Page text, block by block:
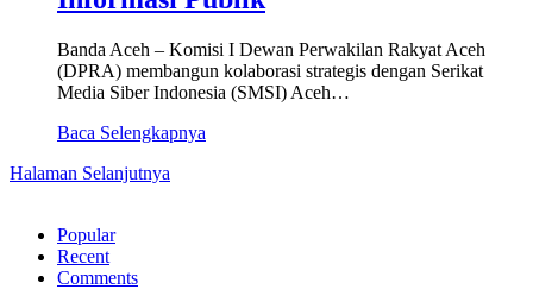
Banda Aceh – Komisi I Dewan Perwakilan Rakyat Aceh
(DPRA) membangun kolaborasi strategis dengan Serikat
Media Siber Indonesia (SMSI) Aceh…
Baca Selengkapnya
Halaman Selanjutnya
Popular
Recent
Comments